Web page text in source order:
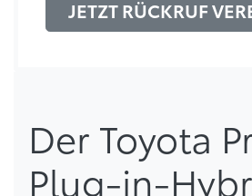
JETZT RÜCKRUF
Der Toyota
Plug-in-